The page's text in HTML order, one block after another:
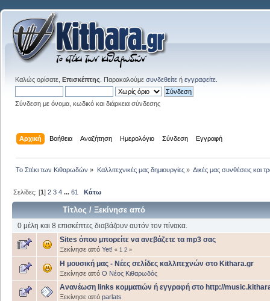
Καλώς ορίσατε, Επισκέπτης . Παρακαλούμε συνδεθείτε ή εγγραφείτε
Σύνδεση με όνομα, κωδικό και διάρκεια σύνδεσης
Αρχική Βοήθεια Αναζήτηση Ημερολόγιο Σύνδεση Εγγραφή
Το Στέκι των Κιθαρωδών » Καλλιτεχνικές μας δημιουργίες» Δικές μας συνθέσεις και
Σελίδες: [1]2 3 4 ...61 Κάτω
Τίτλος /Ξεκίνησε από
0 μέλη και 8 επισκέπτες διαβάζουν αυτόν τον πίνακα.
Sites όπου μπορείτε να ανεβάζετε τα mp3 σας
Ξεκίνησε από Yet! « 1 2 »
Η μουσική μας - Νέες σελίδες καλλιτεχνών στο Kithara.gr
Ξεκίνησε από Ο Νέος Κιθαρωδός
Ανανέωση links κομματιών ή εγγραφή στο http://
Ξεκίνησε από parlats